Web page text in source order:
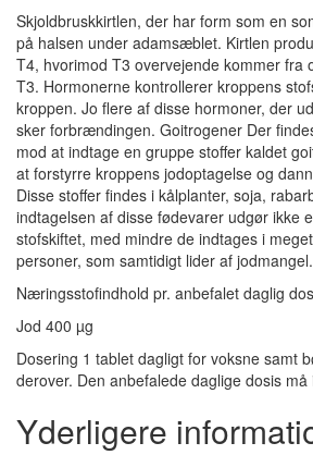
Skjoldbruskkirtlen, der har form som en
på halsen under adamsæblet. Kirtlen
T4, hvorimod T3 overvejende kommer fra
T3. Hormonerne kontrollerer kroppens
kroppen. Jo flere af disse hormoner, der
sker forbrændingen. Goitrogener Der
mod at indtage en gruppe stoffer kaldet
at forstyrre kroppens jodoptagelse og
Disse stoffer findes i kålplanter, soja,
indtagelsen af disse fødevarer udgør ikke
stofskiftet, med mindre de indtages i
personer, som samtidigt lider af jodmangel.
Næringsstofindhold pr. anbefalet daglig
Jod 400 µg
Dosering 1 tablet dagligt for voksne samt
derover. Den anbefalede daglige dosis må
Yderligere